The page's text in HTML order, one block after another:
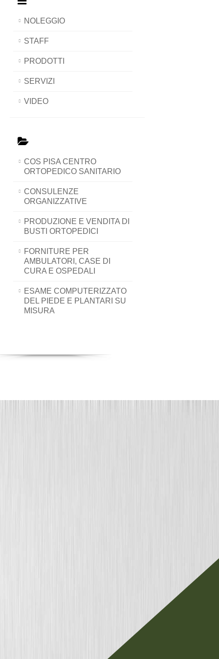
NOLEGGIO
STAFF
PRODOTTI
SERVIZI
VIDEO
COS PISA CENTRO
ORTOPEDICO SANITARIO
CONSULENZE
ORGANIZZATIVE
PRODUZIONE E VENDITA DI
BUSTI ORTOPEDICI
FORNITURE PER
AMBULATORI, CASE DI
CURA E OSPEDALI
ESAME COMPUTERIZZATO
DEL PIEDE E PLANTARI SU
MISURA